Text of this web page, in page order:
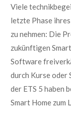
Vielet
letzte Phaseihres
zu nehmen: Die
zukünftigen Smart
Softwarefreiver
durch Kurseoder
der ETS 5 haben
Smart Home zum